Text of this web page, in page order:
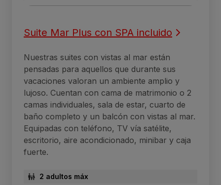
Suite Mar Plus con SPA incluido
Nuestras suites con vistas al mar están
pensadas para aquellos que durante sus
vacaciones valoran un ambiente amplio y
lujoso. Cuentan con cama de matrimonio o 2
camas individuales, sala de estar, cuarto de
baño completo y un balcón con vistas al mar.
Equipadas con teléfono, TV vía satélite,
escritorio, aire acondicionado, minibar y caja
fuerte.
2 adultos máx